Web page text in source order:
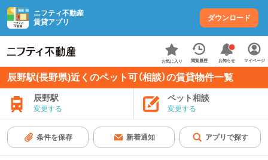
ニフティ不動産
賃貸アプリ
ダウンロード
お気に入り 閲覧履歴 お知らせ マイページ
辰野駅(長野県)近くのペット可（相談）の賃貸物件一覧
辰野駅
変更する
ペット相談
変更する
条件を保存 新着通知 アプリで探す